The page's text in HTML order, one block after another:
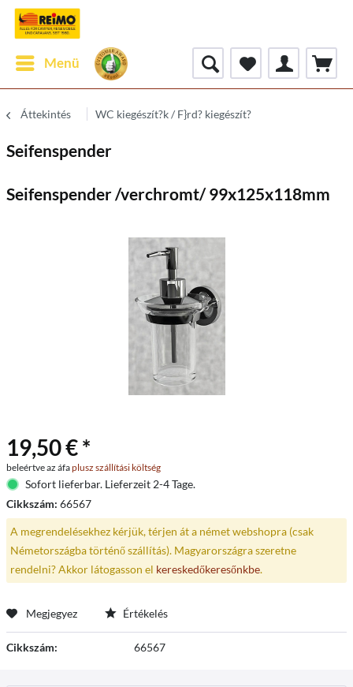
Menü
Áttekintés WC kiegészít?k / F}rd? kiegészít?
Seifenspender
Seifenspender /verchromt/ 99x125x118mm
19,50 € *
beleértve az áfaplusz szállítási költség
Sofort lieferbar. Lieferzeit 2-4 Tage.
Cikkszám: 66567
A megrendelésekhez kérjük, térjen át a német webshopra (csak
Németországba történő szállítás). Magyarországra szeretne
rendelni? Akkor látogasson el kereskedőkeresőnkbe.
Megjegyez Értékelés
Cikkszám: 66567